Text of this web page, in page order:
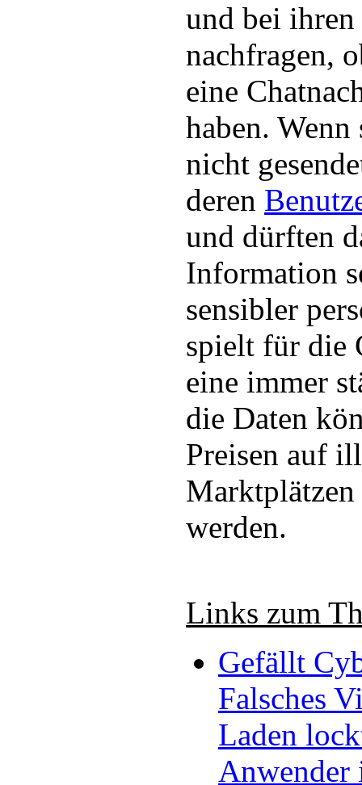
und bei ihren
nachfragen,
eine
haben.
nicht
deren
und dürften
Information
sensibler
spielt für die
eine immer
die Daten
Preisen auf
werden.
Links zum
Gefällt
Falsches
Laden
Anwender